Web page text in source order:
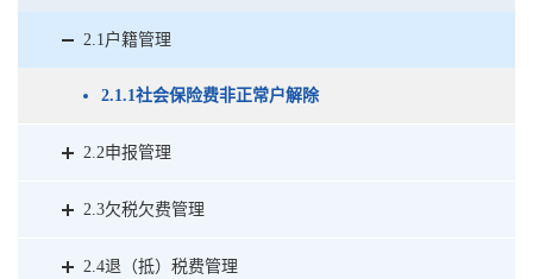
2.1户籍管理
2.1.1社会保险费非正常户解除
2.2申报管理
2.3欠税欠费管理
2.4退（抵）税费管理